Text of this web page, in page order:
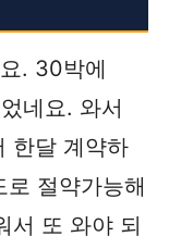
. 30박에
네요. 와서
한달 계약하
절약가능해
서 또 와야 되